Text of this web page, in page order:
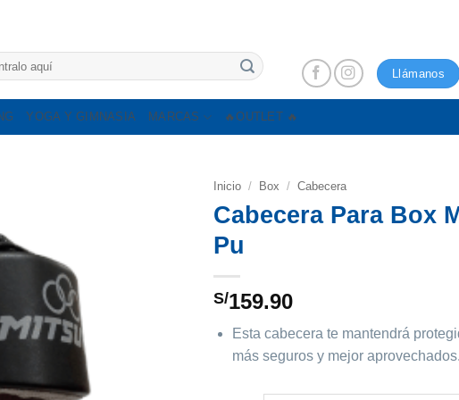
Llámanos
YOGA Y GIMNASIA MARCAS 🔥OUTLET 🔥
Inicio / Box / Cabecera
Cabecera Para Box
Pu
S/159.90
Esta cabecera te mantendrá
más seguros y mejor aprovechados.